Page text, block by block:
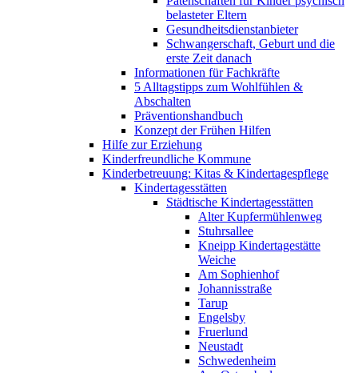
belasteter Eltern
Gesundheitsdienstanbieter
Schwangerschaft, Geburt und die
erste Zeit danach
Informationen für Fachkräfte
5 Alltagstipps zum Wohlfühlen &
Abschalten
Präventionshandbuch
Konzept der Frühen Hilfen
Hilfe zur Erziehung
Kinderfreundliche Kommune
Kinderbetreuung: Kitas & Kindertagespflege
Kindertagesstätten
Städtische Kindertagesstätten
Alter Kupfermühlenweg
Stuhrsallee
Kneipp Kindertagestätte
Weiche
Am Sophienhof
Johannisstraße
Tarup
Engelsby
Fruerlund
Neustadt
Schwedenheim